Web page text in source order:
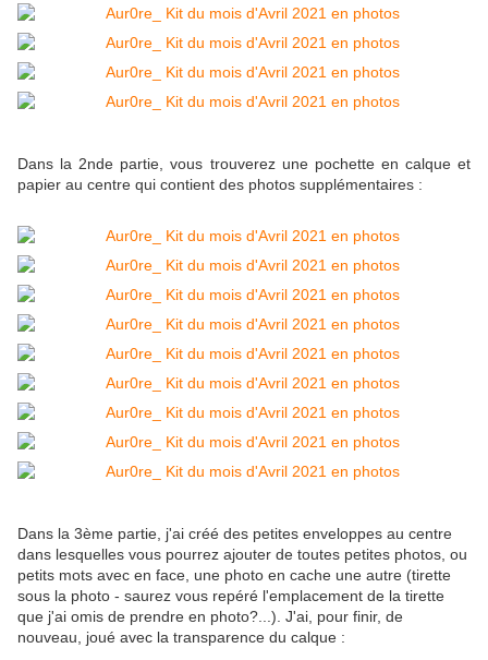
Dans la 2nde partie, vous trouverez une pochette en calque et
papier au centre qui contient des photos supplémentaires :
Dans la 3ème partie, j'ai créé des petites enveloppes au centre
dans lesquelles vous pourrez ajouter de toutes petites photos, ou
petits mots avec en face, une photo en cache une autre (tirette
sous la photo - saurez vous repéré l'emplacement de la tirette
que j'ai omis de prendre en photo?...). J'ai, pour finir, de
nouveau, joué avec la transparence du calque :